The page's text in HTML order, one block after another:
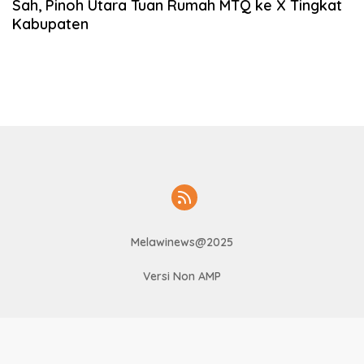
Sah, Pinoh Utara Tuan Rumah MTQ ke X Tingkat
Kabupaten
Melawinews@2025
Versi Non AMP